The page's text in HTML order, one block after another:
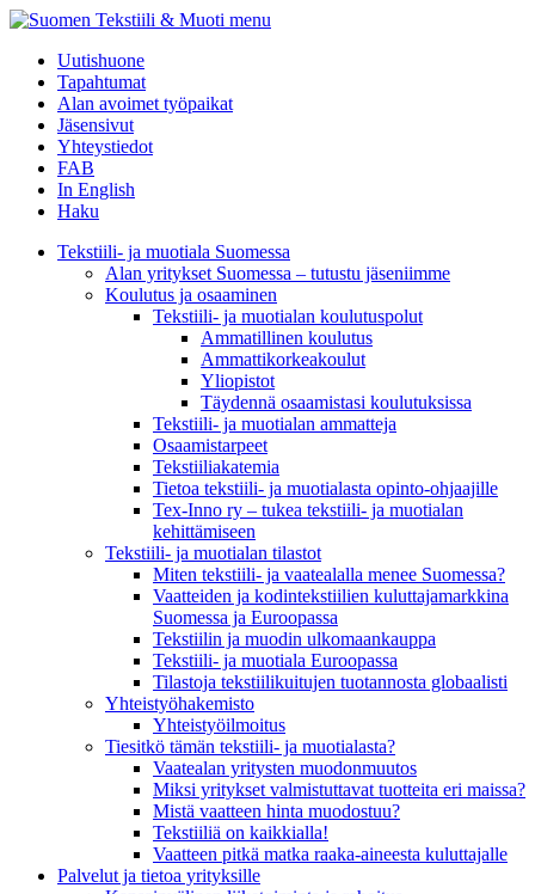
menu
Uutishuone
Tapahtumat
Alan avoimet työpaikat
Jäsensivut
Yhteystiedot
FAB
In English
Haku
Tekstiili- ja muotiala Suomessa
Alan yritykset Suomessa – tutustu jäseniimme
Koulutus ja osaaminen
Tekstiili- ja muotialan koulutuspolut
Ammatillinen koulutus
Ammattikorkeakoulut
Yliopistot
Täydennä osaamistasi koulutuksissa
Tekstiili- ja muotialan ammatteja
Osaamistarpeet
Tekstiiliakatemia
Tietoa tekstiili- ja muotialasta opinto-ohjaajille
Tex-Inno ry – tukea tekstiili- ja muotialan
kehittämiseen
Tekstiili- ja muotialan tilastot
Miten tekstiili- ja vaatealalla menee Suomessa?
Vaatteiden ja kodintekstiilien kuluttajamarkkina
Suomessa ja Euroopassa
Tekstiilin ja muodin ulkomaankauppa
Tekstiili- ja muotiala Euroopassa
Tilastoja tekstiilikuitujen tuotannosta globaalisti
Yhteistyö­hakemisto
Yhteistyöilmoitus
Tiesitkö tämän tekstiili- ja muotialasta?
Vaatealan yritysten muodonmuutos
Miksi yritykset valmistuttavat tuotteita eri maissa?
Mistä vaatteen hinta muodostuu?
Tekstiiliä on kaikkialla!
Vaatteen pitkä matka raaka-aineesta kuluttajalle
Palvelut ja tietoa yrityksille